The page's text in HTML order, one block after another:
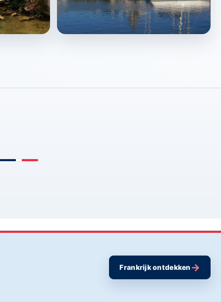
Frankrijk ontdekken→